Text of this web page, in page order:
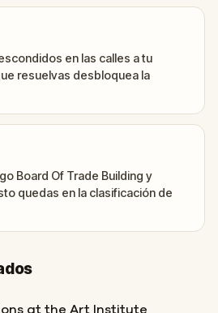
en las calles a tu
resuelvas desbloquea la
Board Of Trade Building y
quedas en la clasificación de
at the Art Institute